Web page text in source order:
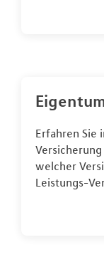
Erfahren Sie
welcher
Leistungs-